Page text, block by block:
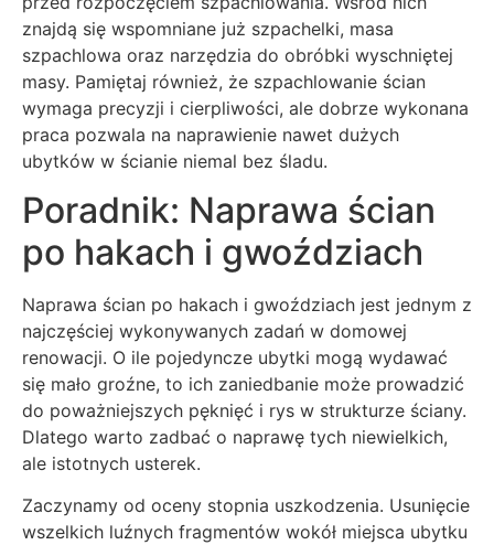
znajdą się wspomniane już szpachelki, masa
szpachlowa oraz narzędzia do obróbki wyschniętej
masy. Pamiętaj również, że szpachlowanie ścian
wymaga precyzji i cierpliwości, ale dobrze wykonana
praca pozwala na naprawienie nawet dużych
ubytków w ścianie niemal bez śladu.
Poradnik: Naprawa ścian
po hakach i gwoździach
Naprawa ścian po hakach i gwoździach jest jednym z
najczęściej wykonywanych zadań w domowej
renowacji. O ile pojedyncze ubytki mogą wydawać
się mało groźne, to ich zaniedbanie może prowadzić
do poważniejszych pęknięć i rys w strukturze ściany.
Dlatego warto zadbać o naprawę tych niewielkich,
ale istotnych usterek.
Zaczynamy od oceny stopnia uszkodzenia. Usunięcie
wszelkich luźnych fragmentów wokół miejsca ubytku